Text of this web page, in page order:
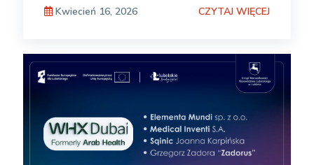
Kwiecień 16, 2026 CZYTAJ WIĘCEJ